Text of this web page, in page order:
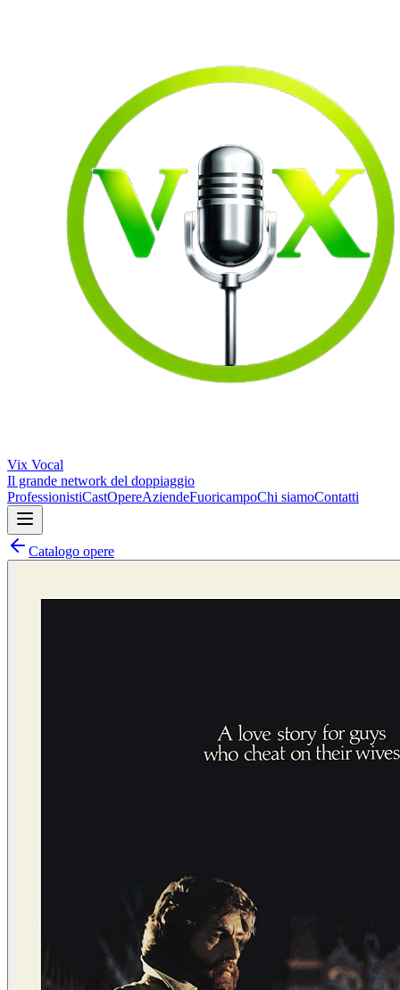
Vix Vocal
Il grande network del doppiaggio
ProfessionistiCastOpereAziendeFuoricampoChi siamoContatti
Catalogo opere